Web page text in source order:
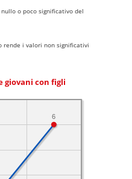
o poco significativo del
rende i valori non significativi
giovani con figli
6